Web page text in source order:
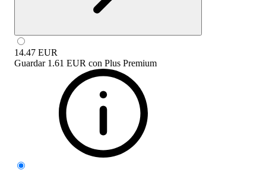
14.47 EUR
Guardar 1.61 EUR con Plus Premium